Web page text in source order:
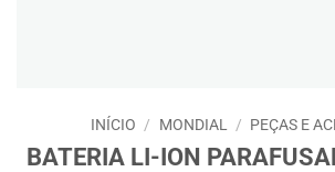
INÍCIO / MONDIAL / PEÇAS E
BATERIA LI-ION